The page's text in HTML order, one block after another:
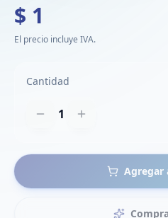
$ 1
El precio incluye IVA.
Cantidad
1
Agregar